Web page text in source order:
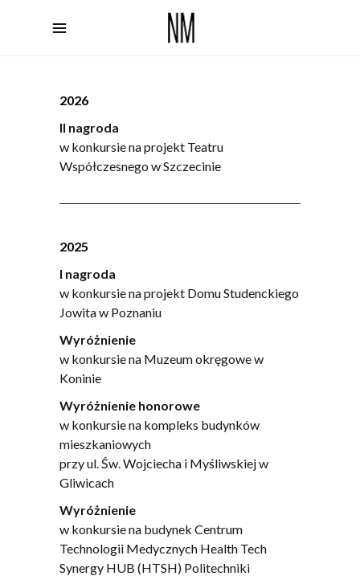
2026
II nagroda
w konkursie na projekt Teatru
Współczesnego w Szczecinie
2025
I nagroda
w konkursie na projekt Domu Studenckiego
Jowita w Poznaniu
Wyróżnienie
w konkursie na Muzeum okręgowe w
Koninie
Wyróżnienie honorowe
w konkursie na kompleks budynków
mieszkaniowych
przy ul. Św. Wojciecha i Myśliwskiej w
Gliwicach
Wyróżnienie
w konkursie na budynek Centrum
Technologii Medycznych Health Tech
Synergy HUB (HTSH) Politechniki